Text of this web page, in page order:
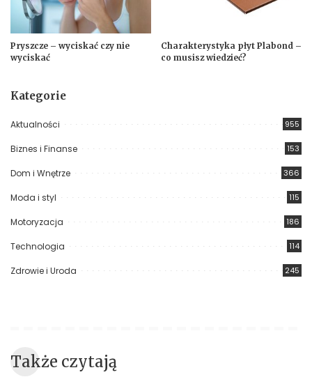
Pryszcze – wyciskać czy nie
wyciskać
Charakterystyka płyt Plabond –
co musisz wiedzieć?
Kategorie
Aktualności 955
Biznes i Finanse 153
Dom i Wnętrze 366
Moda i styl 115
Motoryzacja 186
Technologia 114
Zdrowie i Uroda 245
Także czytają